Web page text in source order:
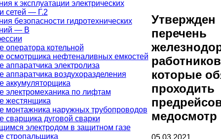
к эксплуатации электрических
сетей — Г.2
безопасности гидротехнических
— В
оператора котельной
осмотрщика нефтеналивных емкостей
аппаратчика электролиза
аппаратчика воздухоразделения
аккумуляторщика
электромеханика по лифтам
жестянщика
монтажника наружных трубопроводов
сварщика дуговой сварки
электродом в защитном газе
стропальщика
Утвержден
перечень
которые
проходить
медосмотр
05.03.2021